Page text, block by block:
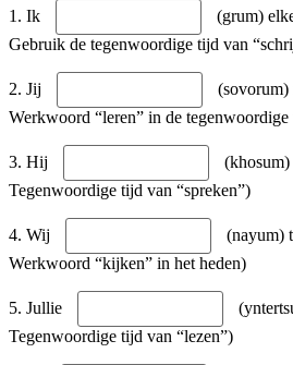
1. Ik
(grum)
Gebruik de tegenwoordige tijd van
2. Jij
(sovorum)
Werkwoord “leren” in de
3. Hij
Tegenwoordige tijd van “spreken”)
4. Wij
(nayum)
Werkwoord “kijken” in het heden)
5. Jullie
Tegenwoordige tijd van “lezen”)